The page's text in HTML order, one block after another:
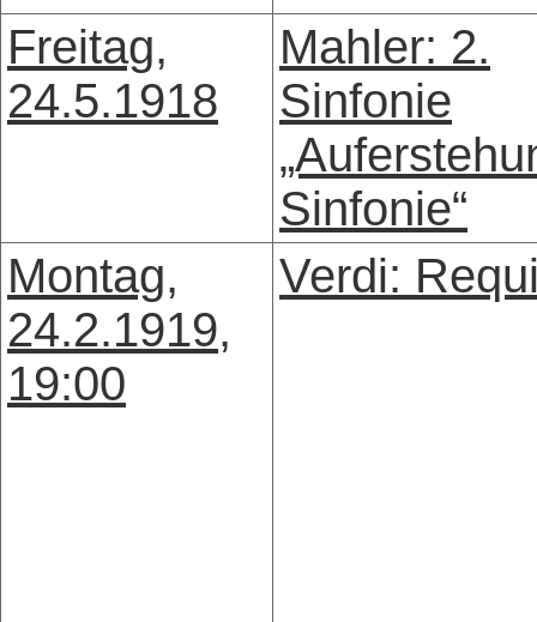
Freitag,
24.5.1918
Mahler: 2.
Sinfonie
Sinfonie“
Montag,
24.2.1919,
19:00
Verdi: